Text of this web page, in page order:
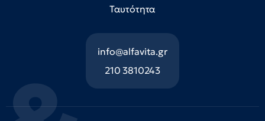
Ταυτότητα
info@alfavita.gr
210 3810243